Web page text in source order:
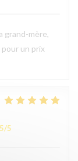
grand-mère,
un prix
5/5